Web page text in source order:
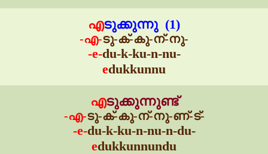
എടുക്കുന്നു (1)
-എ-ടു-ക്-കു-ന്-നു-
-e-du-k-ku-n-nu-
edukkunnu
എടുക്കുന്നുണ്ട്
-എ-ടു-ക്-കു-ന്-നു-ണ്-ട്-
-e-du-k-ku-n-nu-n-du-
edukkunnundu